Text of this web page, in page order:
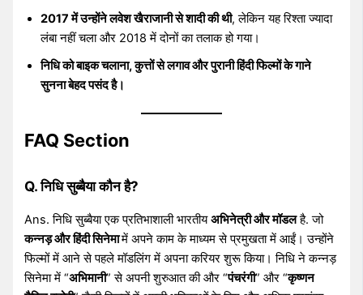
2017 में उन्होंने लवेश खैराजानी से शादी की थी, लेकिन यह रिश्ता ज्यादा
लंबा नहीं चला और 2018 में दोनों का तलाक हो गया।
निधि को बाइक चलाना, कुत्तों से लगाव और पुरानी हिंदी फिल्मों के गाने
सुनना बेहद पसंद है।
FAQ Section
Q. निधि सुब्बैया कौन है?
Ans. निधि सुब्बैया एक प्रतिभाशाली भारतीयअभिनेत्री और मॉडलहै. जो
कन्नड़ और हिंदी सिनेमामें अपने काम के माध्यम से प्रमुखता में आईं। उन्होंने
फिल्मों में आने से पहले मॉडलिंग में अपना करियर शुरू किया। निधि ने कन्नड़
सिनेमा में “अभिमानी” से अपनी शुरुआत की और “पंचरंगी” और “कृष्णन